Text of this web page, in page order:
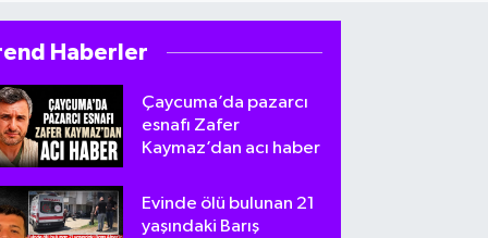
Haberler
Çaycuma’da pazarcı
esnafı Zafer
Kaymaz’dan acı haber
Evinde ölü bulunan 21
yaşındaki Barış